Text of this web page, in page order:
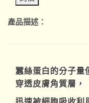
產品描述：
蠶絲蛋白的分子量
穿透皮膚角質層，